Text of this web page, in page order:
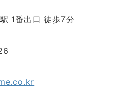
1番出口 徒歩7分